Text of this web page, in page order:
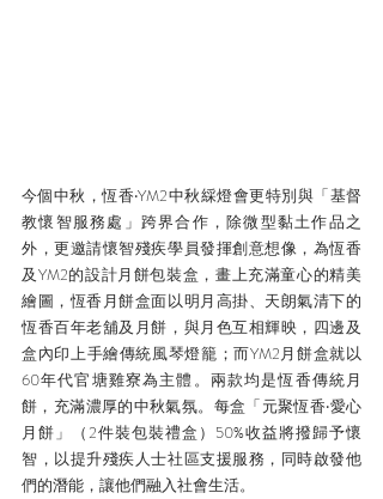
今個中秋，恆香‧YM2中秋綵燈會更特別與「基督
教懷智服務處」跨界合作，除微型黏土作品之
外，更邀請懷智殘疾學員發揮創意想像，為恆香
及YM2的設計月餅包裝盒，畫上充滿童心的精美
繪圖，恆香月餅盒面以明月高掛、天朗氣清下的
恆香百年老舖及月餅，與月色互相輝映，四邊及
盒內印上手繪傳統風琴燈籠；而YM2月餅盒就以
60年代官塘雞寮為主體。兩款均是恆香傳統月
餅，充滿濃厚的中秋氣氛。每盒「元聚恆香‧愛心
月餅」（2件裝包裝禮盒）50%收益將撥歸予懷
智，以提升殘疾人士社區支援服務，同時啟發他
們的潛能，讓他們融入社會生活。